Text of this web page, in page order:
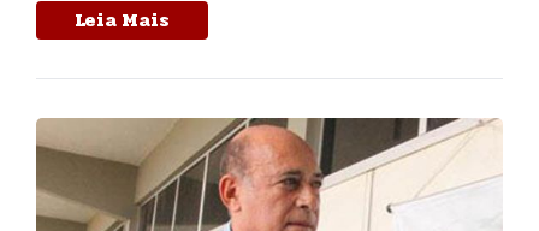
Leia Mais